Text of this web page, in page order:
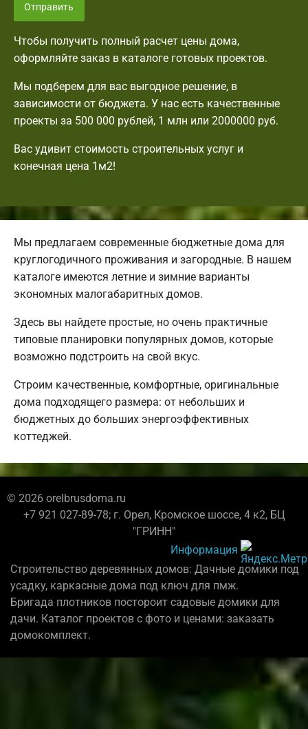
Отправить
Чтобы получить полный расчет цены дома,
оформляйте заказ в каталоге готовых проектов.
Мы подберем для вас выгодное решение, в
зависимости от бюджета. У нас есть качественные
проекты за 500 000 рублей, 1 млн или 2000000 руб.
Вас удивит стоимость строительных услуг и
конечная цена 1м2!
Мы предлагаем современные бюджетные дома для
круглогодичного проживания и загородные. В нашем
каталоге имеются летние и зимние варианты
экономных малогабаритных домов.
Здесь вы найдете простые, но очень практичные
типовые планировки популярных домов, которые
возможно подстроить на свой вкус.
Строим качественные, комфортные, оригинальные
дома подходящего размера: от небольших и
бюджетных до больших энергоэффективных
коттеджей.
© 2026 orelbrusdoma.ru
+7 921 027-89-78; г. Орел, Кромское шоссе, 4 к2, БЦ
"ГРИНН"
Информация
Строительство деревянных домов: Дачные домики под
усадку, каркасные дома под ключ для пмж.
Бригада плотников постороит садовые домики для
дачи. Каталог проектов с фото и ценами: заказать
домокомплект.